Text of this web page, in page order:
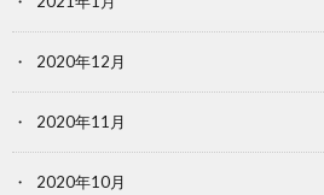
2020年12月
2020年11月
2020年10月